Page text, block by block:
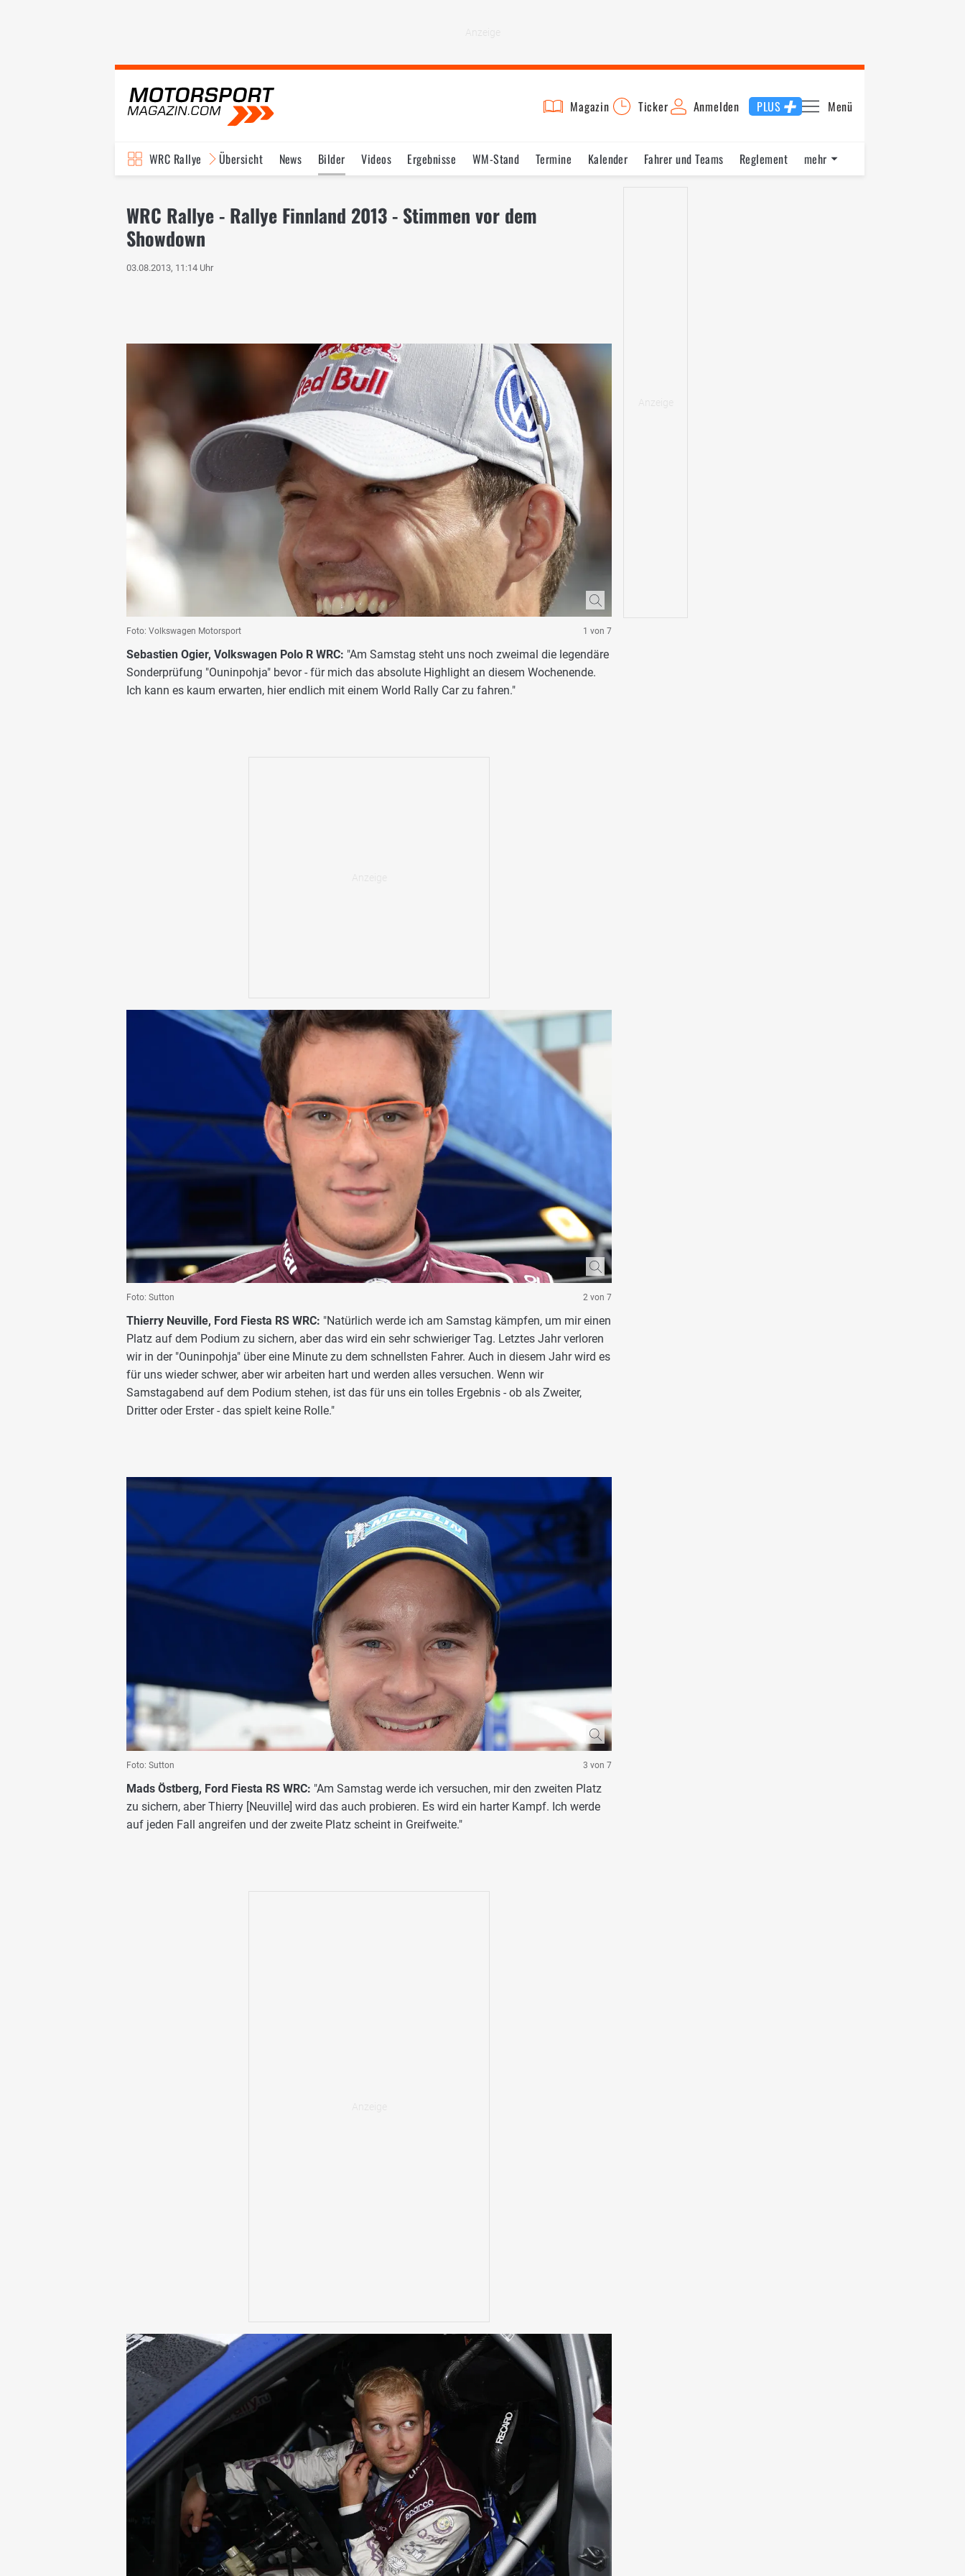
Magazin Ticker Anmelden PLUS Menü
WRC Rallye Übersicht News Bilder Videos Ergebnisse WM-Stand Termine Kalender Fahrer und Teams
Reglement
mehr
WRC Rallye - Rallye Finnland 2013 - Stimmen vor dem
Showdown
03.08.2013, 11:14 Uhr
Foto: Volkswagen Motorsport 1 von 7
Sebastien Ogier, Volkswagen Polo R WRC: "Am Samstag steht uns noch zweimal die legendäre
Sonderprüfung "Ouninpohja" bevor - für mich das absolute Highlight an diesem Wochenende.
Ich kann es kaum erwarten, hier endlich mit einem World Rally Car zu fahren."
Foto: Sutton 2 von 7
Thierry Neuville, Ford Fiesta RS WRC: "Natürlich werde ich am Samstag kämpfen, um mir einen
Platz auf dem Podium zu sichern, aber das wird ein sehr schwieriger Tag. Letztes Jahr verloren
wir in der "Ouninpohja" über eine Minute zu dem schnellsten Fahrer. Auch in diesem Jahr wird es
für uns wieder schwer, aber wir arbeiten hart und werden alles versuchen. Wenn wir
Samstagabend auf dem Podium stehen, ist das für uns ein tolles Ergebnis - ob als Zweiter,
Dritter oder Erster - das spielt keine Rolle."
Foto: Sutton 3 von 7
Mads Östberg, Ford Fiesta RS WRC: "Am Samstag werde ich versuchen, mir den zweiten Platz
zu sichern, aber Thierry [Neuville] wird das auch probieren. Es wird ein harter Kampf. Ich werde
auf jeden Fall angreifen und der zweite Platz scheint in Greifweite."